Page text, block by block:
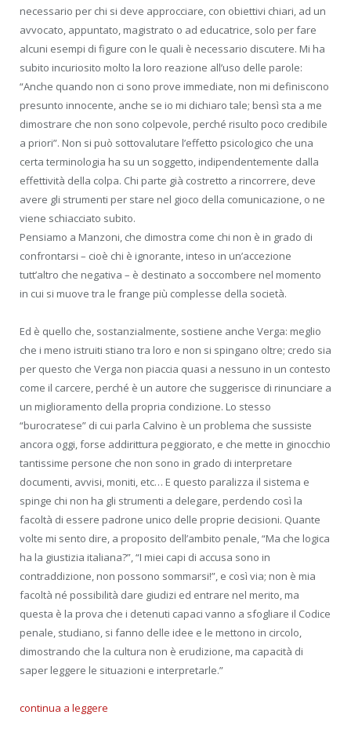
necessario per chi si deve approcciare, con obiettivi chiari, ad un
avvocato, appuntato, magistrato o ad educatrice, solo per fare
alcuni esempi di figure con le quali è necessario discutere. Mi ha
subito incuriosito molto la loro reazione all’uso delle parole:
“Anche quando non ci sono prove immediate, non mi definiscono
presunto innocente, anche se io mi dichiaro tale; bensì sta a me
dimostrare che non sono colpevole, perché risulto poco credibile
a priori”. Non si può sottovalutare l’effetto psicologico che una
certa terminologia ha su un soggetto, indipendentemente dalla
effettività della colpa. Chi parte già costretto a rincorrere, deve
avere gli strumenti per stare nel gioco della comunicazione, o ne
viene schiacciato subito.
Pensiamo a Manzoni, che dimostra come chi non è in grado di
confrontarsi – cioè chi è ignorante, inteso in un’accezione
tutt’altro che negativa – è destinato a soccombere nel momento
in cui si muove tra le frange più complesse della società.
Ed è quello che, sostanzialmente, sostiene anche Verga: meglio
che i meno istruiti stiano tra loro e non si spingano oltre; credo sia
per questo che Verga non piaccia quasi a nessuno in un contesto
come il carcere, perché è un autore che suggerisce di rinunciare a
un miglioramento della propria condizione. Lo stesso
“burocratese” di cui parla Calvino è un problema che sussiste
ancora oggi, forse addirittura peggiorato, e che mette in ginocchio
tantissime persone che non sono in grado di interpretare
documenti, avvisi, moniti, etc… E questo paralizza il sistema e
spinge chi non ha gli strumenti a delegare, perdendo così la
facoltà di essere padrone unico delle proprie decisioni. Quante
volte mi sento dire, a proposito dell’ambito penale, “Ma che logica
ha la giustizia italiana?”, “I miei capi di accusa sono in
contraddizione, non possono sommarsi!”, e così via; non è mia
facoltà né possibilità dare giudizi ed entrare nel merito, ma
questa è la prova che i detenuti capaci vanno a sfogliare il Codice
penale, studiano, si fanno delle idee e le mettono in circolo,
dimostrando che la cultura non è erudizione, ma capacità di
saper leggere le situazioni e interpretarle.”
continua a leggere